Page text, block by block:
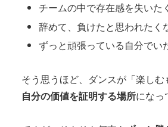
チームの中で存在感を失いた
辞めて、負けたと思われたく
ずっと頑張っている自分でい
そう思うほど、ダンスが「楽しむ
自分の価値を証明する場所になっ